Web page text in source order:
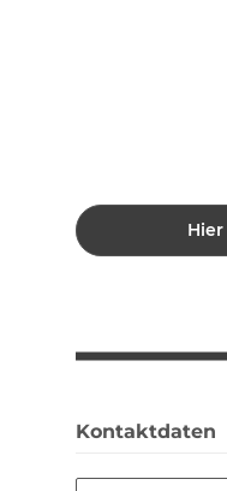
Kontaktdaten